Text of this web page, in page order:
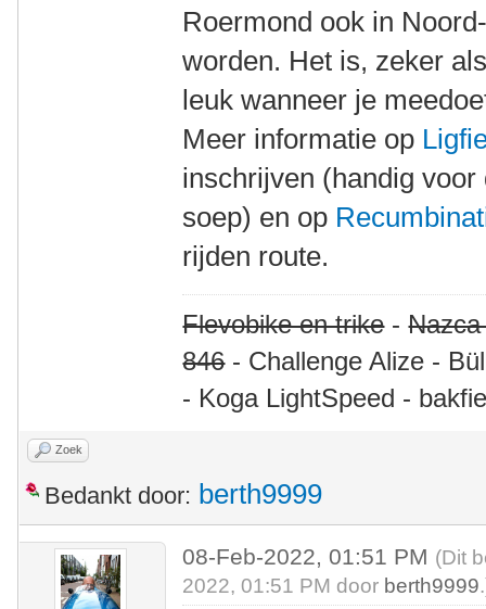
Roermond ook in
worden. Het is, zeker
leuk wanneer je
Meer informatie op
inschrijven (handig
soep) en op
rijden route.
Flevobike en trike-
846- Challenge Alize -
- Koga LightSpeed -
Zoek
Bedankt door: berth9999
08-Feb-2022, 01:51 PM (Dit
2022, 01:51 PM door berth9999